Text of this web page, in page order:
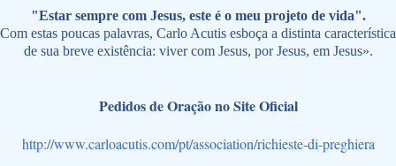
"Estar sempre com Jesus, este é o meu projeto de vida".
Com estas poucas palavras, Carlo Acutis esboça a distinta característica
de sua breve existência: viver com Jesus, por Jesus, em Jesus».
Pedidos de Oração no Site Oficial
http://www.carloacutis.com/pt/association/richieste-di-preghiera